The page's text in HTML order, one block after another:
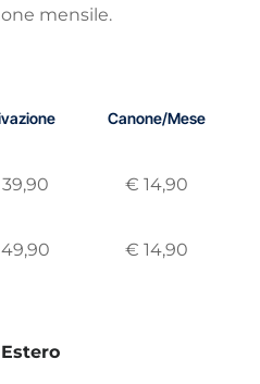
mensile.
Canone/Mese
€ 14,90
€ 14,90